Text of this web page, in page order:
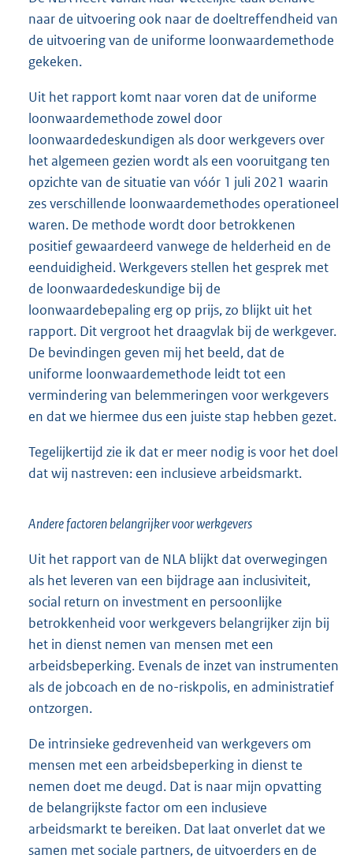
naar de uitvoering ook naar de doeltreffendheid van
de uitvoering van de uniforme loonwaardemethode
gekeken.
Uit het rapport komt naar voren dat de uniforme
loonwaardemethode zowel door
loonwaardedeskundigen als door werkgevers over
het algemeen gezien wordt als een vooruitgang ten
opzichte van de situatie van vóór 1 juli 2021 waarin
zes verschillende loonwaardemethodes operationeel
waren. De methode wordt door betrokkenen
positief gewaardeerd vanwege de helderheid en de
eenduidigheid. Werkgevers stellen het gesprek met
de loonwaardedeskundige bij de
loonwaardebepaling erg op prijs, zo blijkt uit het
rapport. Dit vergroot het draagvlak bij de werkgever.
De bevindingen geven mij het beeld, dat de
uniforme loonwaardemethode leidt tot een
vermindering van belemmeringen voor werkgevers
en dat we hiermee dus een juiste stap hebben gezet.
Tegelijkertijd zie ik dat er meer nodig is voor het doel
dat wij nastreven: een inclusieve arbeidsmarkt.
Andere factoren belangrijker voor werkgevers
Uit het rapport van de NLA blijkt dat overwegingen
als het leveren van een bijdrage aan inclusiviteit,
social return on investment en persoonlijke
betrokkenheid voor werkgevers belangrijker zijn bij
het in dienst nemen van mensen met een
arbeidsbeperking. Evenals de inzet van instrumenten
als de jobcoach en de no-riskpolis, en administratief
ontzorgen.
De intrinsieke gedrevenheid van werkgevers om
mensen met een arbeidsbeperking in dienst te
nemen doet me deugd. Dat is naar mijn opvatting
de belangrijkste factor om een inclusieve
arbeidsmarkt te bereiken. Dat laat onverlet dat we
samen met sociale partners, de uitvoerders en de